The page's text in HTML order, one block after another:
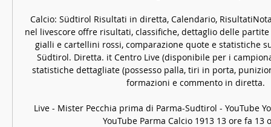
Calcio: Südtirol Risultati in diretta, Calendario,
nel livescore offre risultati, classifiche, dettaglio delle
gialli e cartellini rossi, comparazione quote e statistiche
Südtirol. Diretta. it Centro Live (disponibile per i
statistiche dettagliate (possesso palla, tiri in porta,
formazioni e commento in diretta.
Live - Mister Pecchia prima di Parma-Sudtirol - YouTube
YouTube Parma Calcio 1913 13 ore fa 13